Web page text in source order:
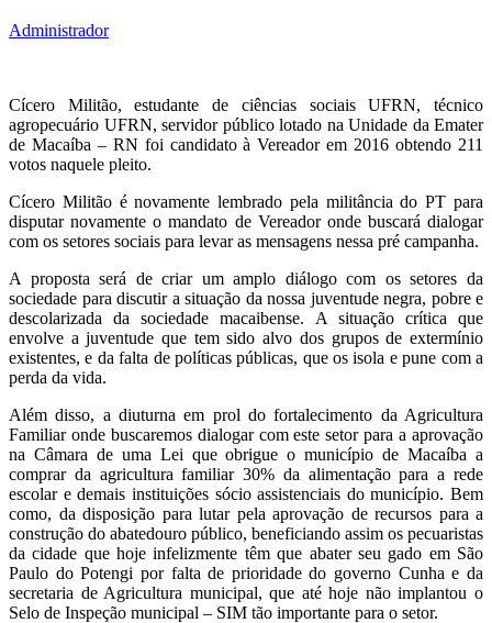
Administrador
Cícero Militão, estudante de ciências sociais UFRN, técnico
agropecuário UFRN, servidor público lotado na Unidade da Emater
de Macaíba – RN foi candidato à Vereador em 2016 obtendo 211
votos naquele pleito.
Cícero Militão é novamente lembrado pela militância do PT para
disputar novamente o mandato de Vereador onde buscará dialogar
com os setores sociais para levar as mensagens nessa pré campanha.
A proposta será de criar um amplo diálogo com os setores da
sociedade para discutir a situação da nossa juventude negra, pobre e
descolarizada da sociedade macaibense. A situação crítica que
envolve a juventude que tem sido alvo dos grupos de extermínio
existentes, e da falta de políticas públicas, que os isola e pune com a
perda da vida.
Além disso, a diuturna em prol do fortalecimento da Agricultura
Familiar onde buscaremos dialogar com este setor para a aprovação
na Câmara de uma Lei que obrigue o município de Macaíba a
comprar da agricultura familiar 30% da alimentação para a rede
escolar e demais instituições sócio assistenciais do município. Bem
como, da disposição para lutar pela aprovação de recursos para a
construção do abatedouro público, beneficiando assim os pecuaristas
da cidade que hoje infelizmente têm que abater seu gado em São
Paulo do Potengi por falta de prioridade do governo Cunha e da
secretaria de Agricultura municipal, que até hoje não implantou o
Selo de Inspeção municipal – SIM tão importante para o setor.